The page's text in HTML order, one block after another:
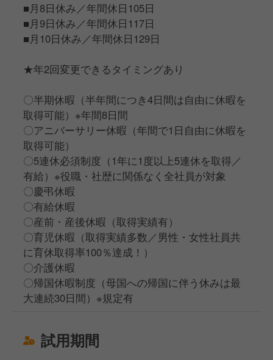
■月8日休み／年間休日105日
■月9日休み／年間休日117日
■月10日休み／年間休日129日
★年2回変更できるタイミングあり
〇半期休暇（半年間につき4日間は自由に休暇を
取得可能）※年間8日間
〇アニバーサリー休暇（年間で1日自由に休暇を
取得可能）
〇5連休必須制度（1年に1度以上5連休を取得／
有給）※役職・社歴に関係なく全社員が対象
〇慶弔休暇
〇有給休暇
〇産前・産後休暇（取得実績有）
〇育児休暇（取得実績多数／男性・女性社員共
に育休取得率100％達成！）
〇介護休暇
〇帰国休暇制度（母国への帰国に伴う休みは最
大連続30日間）※規定有
試用期間